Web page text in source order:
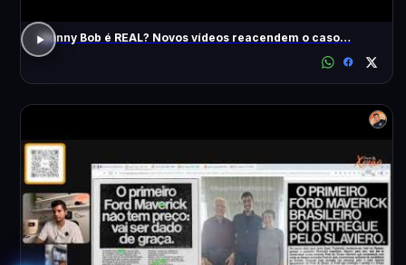
Skinny Bob é REAL? Novos vídeos reacendem o caso…